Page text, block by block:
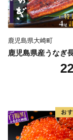
鹿児島県大崎町
鹿児島県産うなぎ